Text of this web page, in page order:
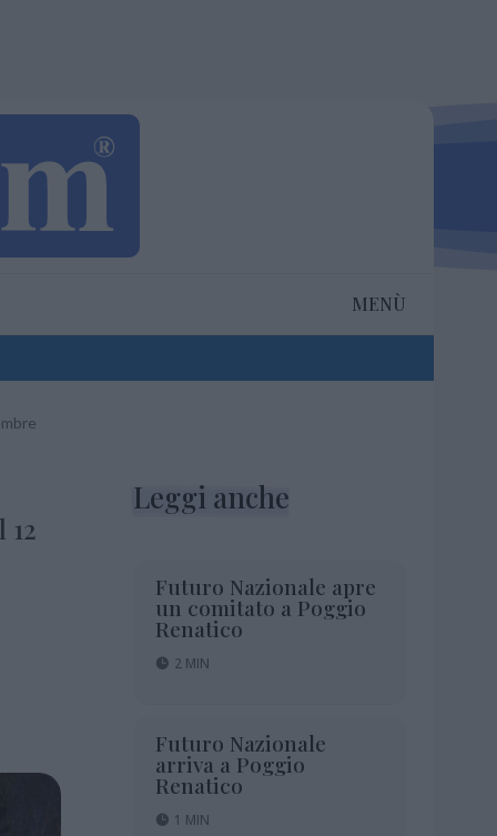
MENÙ
Leggi anche
Futuro Nazionale apre
un comitato a Poggio
Renatico
2 MIN
Futuro Nazionale
arriva a Poggio
Renatico
1 MIN